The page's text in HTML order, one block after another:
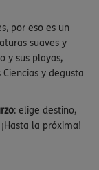
por eso es un
suaves y
y sus playas,
y degusta
: elige destino,
la próxima!